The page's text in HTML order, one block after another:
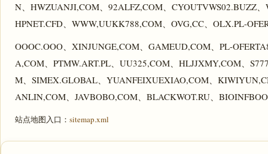
N、HWZUANJI,COM、92ALFZ,COM、CYOUTVWS02.BUZZ
HPNET.CFD、WWW,UUKK788,COM、OVG,CC、OLX.PL-
OOOC.OOO、XINJUNGE,COM、GAMEUD,COM、PL-
A,COM、PTMW.ART.PL、UU325,COM、HLJJXMY,COM、
M、SIMEX.GLOBAL、YUANFEIXUEXIAO,COM、
ANLIN,COM、JAVBOBO,COM、BLACKWOT.RU、
站点地图入口： sitemap.xml